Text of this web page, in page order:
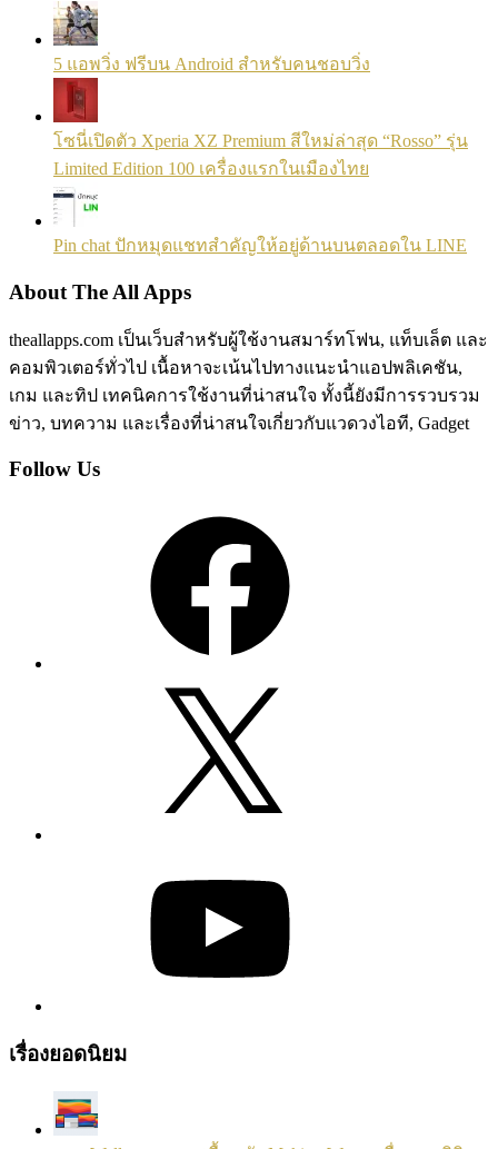
5 แอพวิ่ง ฟรีบน Android สำหรับคนชอบวิ่ง
โซนี่เปิดตัว Xperia XZ Premium สีใหม่ล่าสุด “Rosso” รุ่น
Limited Edition 100 เครื่องแรกในเมืองไทย
Pin chat ปักหมุดแชทสำคัญให้อยู่ด้านบนตลอดใน LINE
About The All Apps
theallapps.com เป็นเว็บสำหรับผู้ใช้งานสมาร์ทโฟน, แท็บเล็ต และ
คอมพิวเตอร์ทั่วไป เนื้อหาจะเน้นไปทางแนะนำแอปพลิเคชัน,
เกม และทิป เทคนิคการใช้งานที่น่าสนใจ ทั้งนี้ยังมีการรวบรวม
ข่าว, บทความ และเรื่องที่น่าสนใจเกี่ยวกับแวดวงไอที, Gadget
Follow Us
เรื่องยอดนิยม